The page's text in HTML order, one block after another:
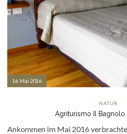
16. Mai 2016
NATUR
Agriturismo Il
Ankommen Im Mai 2016